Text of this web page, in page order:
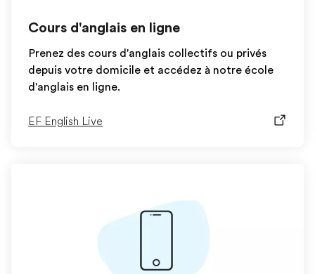
Cours d'anglais en ligne
Prenez des cours d'anglais collectifs ou privés
depuis votre domicile et accédez à notre école
d'anglais en ligne.
EF English Live